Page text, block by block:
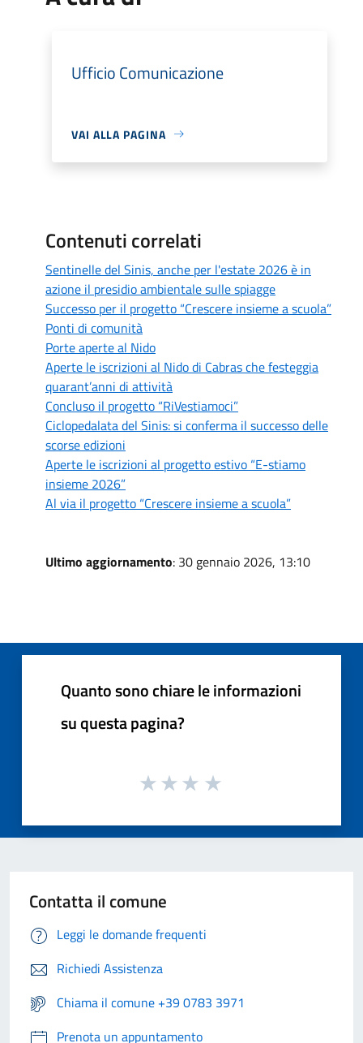
Ufficio Comunicazione
VAI ALLA PAGINA
Contenuti correlati
Sentinelle del Sinis, anche per l'estate 2026 è in
azione il presidio ambientale sulle spiagge
Successo per il progetto “Crescere insieme a scuola”
Ponti di comunità
Porte aperte al Nido
Aperte le iscrizioni al Nido di Cabras che festeggia
quarant’anni di attività
Concluso il progetto “RiVestiamoci”
Ciclopedalata del Sinis: si conferma il successo delle
scorse edizioni
Aperte le iscrizioni al progetto estivo “E-stiamo
insieme 2026”
Al via il progetto “Crescere insieme a scuola”
Ultimo aggiornamento: 30 gennaio 2026, 13:10
Quanto sono chiare le informazioni
su questa pagina?
Contatta il comune
Leggi le domande frequenti
Richiedi Assistenza
Chiama il comune +39 0783 3971
Prenota un appuntamento